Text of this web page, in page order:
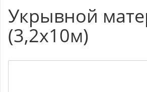
Укрывной
(3,2х10м)